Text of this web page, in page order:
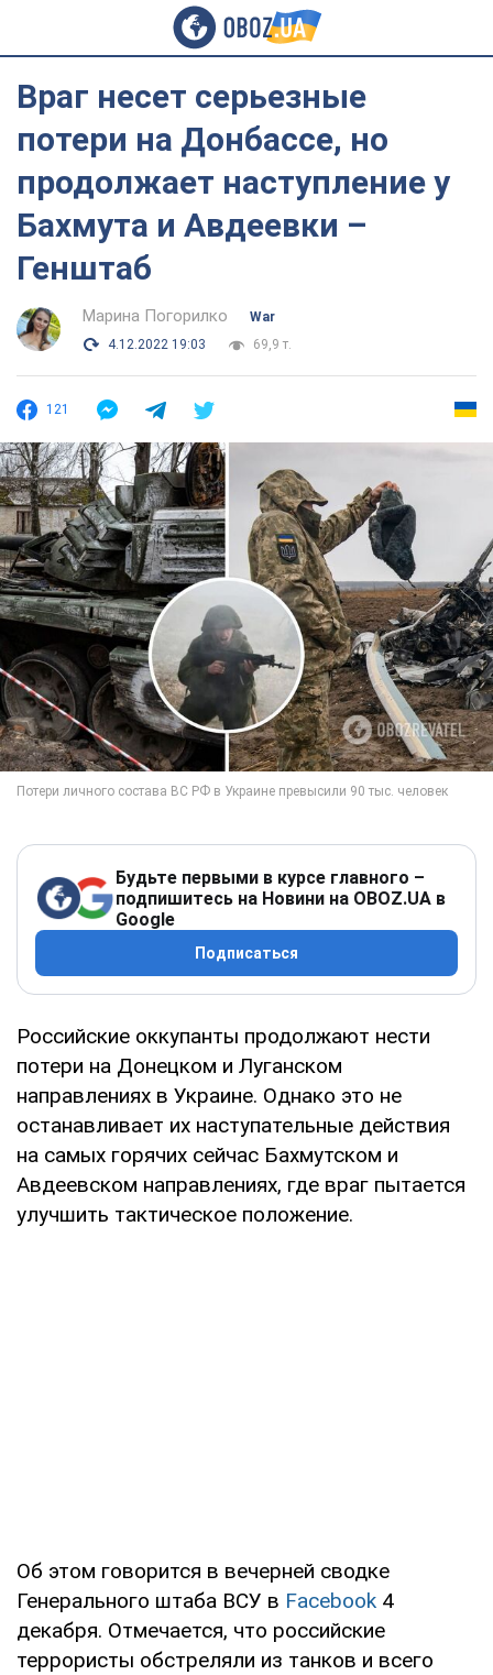
Враг несет серьезные
потери на Донбассе, но
продолжает наступление у
Бахмута и Авдеевки –
Генштаб
Марина Погорилко
War
4.12.2022 19:03
69,9 т.
121
Будьте первыми в курсе главного –
подпишитесь на Новини на OBOZ.UA в
Google
Подписаться
Российские оккупанты продолжают нести
потери на Донецком и Луганском
направлениях в Украине. Однако это не
останавливает их наступательные действия
на самых горячих сейчас Бахмутском и
Авдеевском направлениях, где враг пытается
улучшить тактическое положение.
Об этом говорится в вечерней сводке
Генерального штаба ВСУ в Facebook 4
декабря. Отмечается, что российские
террористы обстреляли из танков и всего